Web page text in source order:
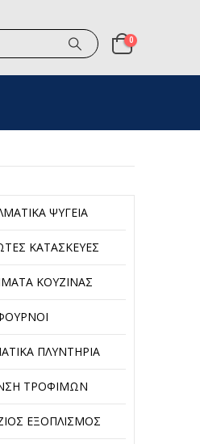
0
ΨΥΓΕΊΑ
ΚΑΤΑΣΚΕΥΈΣ
ΚΟΥΖΊΝΑΣ
ΠΛΥΝΤΉΡΙΑ
ΤΡΟΦΊΜΩΝ
ΕΞΟΠΛΙΣΜΌΣ